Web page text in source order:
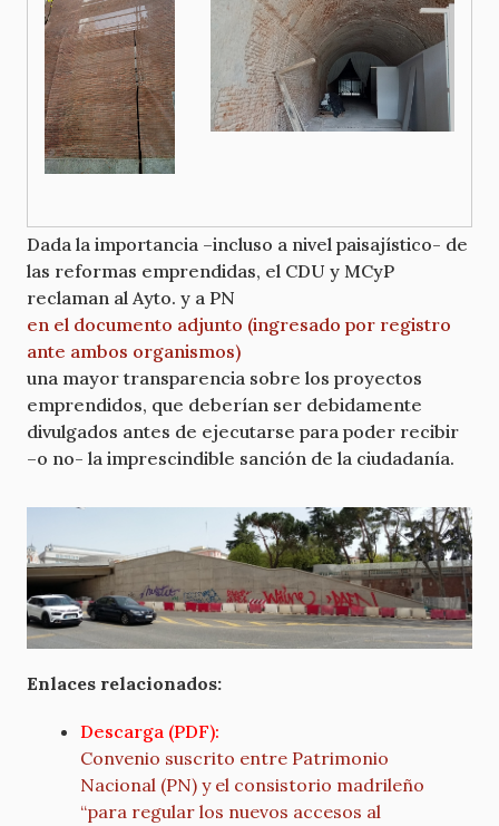
Dada la importancia –incluso a nivel paisajístico- de
las reformas emprendidas, el CDU y MCyP
reclaman al Ayto. y a PN
en el documento adjunto (ingresado por registro
ante ambos organismos)
una mayor transparencia sobre los proyectos
emprendidos, que deberían ser debidamente
divulgados antes de ejecutarse para poder recibir
–o no- la imprescindible sanción de la ciudadanía.
Enlaces relacionados:
Descarga (PDF):
Convenio suscrito entre Patrimonio
Nacional (PN) y el consistorio madrileño
“para regular los nuevos accesos al